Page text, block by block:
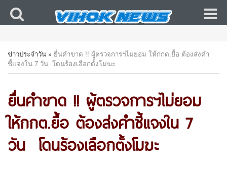
ข่าวประจำวัน » ยื่นคำขาด !! ผู้ตรวจการฯไม่ยอม ให้กกต.ยื้อ ต้องส่งคำ
ชี้แจงใน 7 วัน โดนร้องเลือกตั้งโมฆะ
ยื่นคำขาด !! ผู้ตรวจการฯไม่ยอม
ให้กกต.ยื้อ ต้องส่งคำชี้แจงใน 7
วัน โดนร้องเลือกตั้งโมฆะ